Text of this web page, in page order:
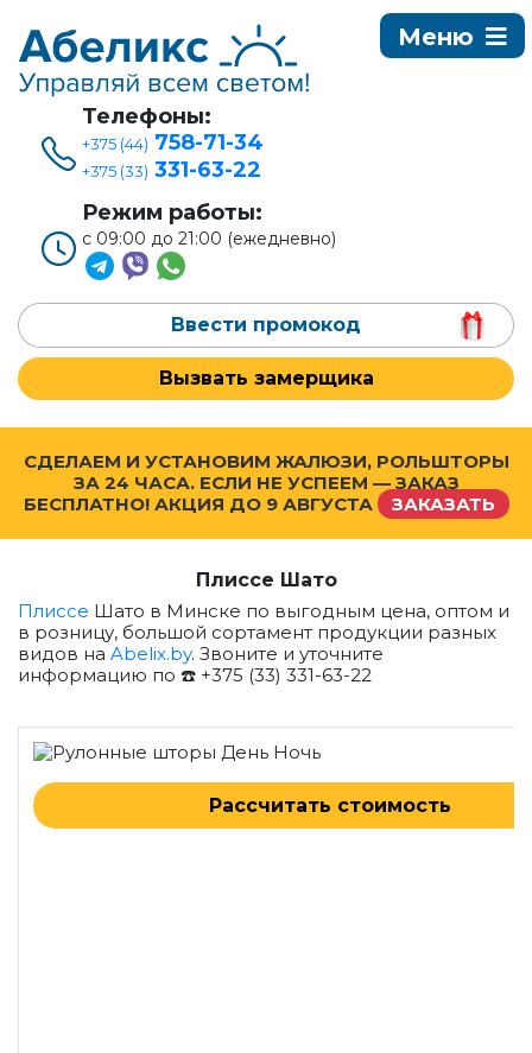
Телефоны:
+375 (44) 758-71-34
+375 (33) 331-63-22
Режим работы:
с 09:00 до 21:00 (ежедневно)
Ввести промокод
Вызвать замерщика
СДЕЛАЕМ И УСТАНОВИМ ЖАЛЮЗИ, РОЛЬШТОРЫ
ЗА 24 ЧАСА. ЕСЛИ НЕ УСПЕЕМ — ЗАКАЗ
БЕСПЛАТНО! АКЦИЯ ДО 9 АВГУСТА ЗАКАЗАТЬ
Плиссе Шато
Плиссе Шато в Минске по выгодным цена, оптом и
в розницу, большой сортамент продукции разных
видов на Abelix.by. Звоните и уточните
информацию по ☎️ +375 (33) 331-63-22
Рассчитать стоимость